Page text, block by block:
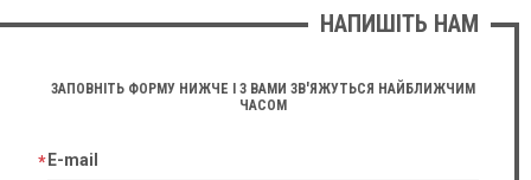
НАПИШІТЬ НАМ
ЗАПОВНІТЬ ФОРМУ НИЖЧЕ І З ВАМИ ЗВ'ЯЖУТЬСЯ НАЙБЛИЖЧИМ
ЧАСОМ
E-mail